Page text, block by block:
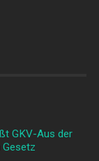
GKV-Aus der